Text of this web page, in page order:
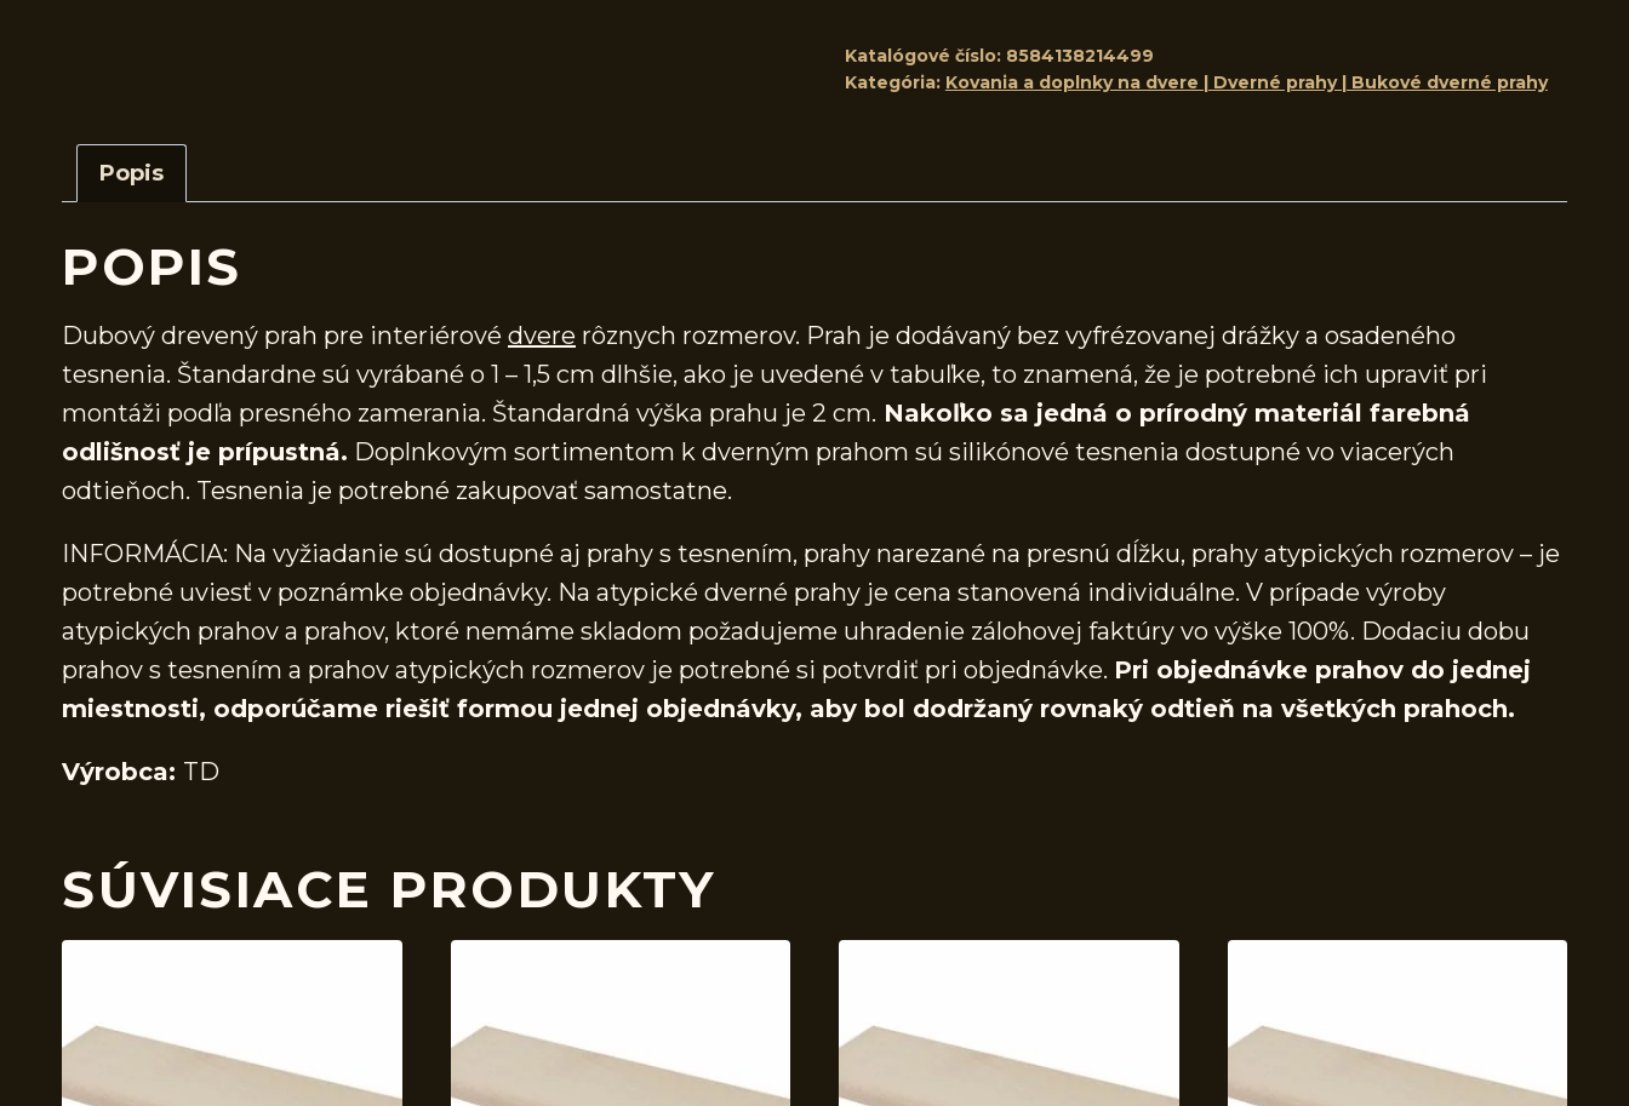
Katalógové číslo: 8584138214499
Kategória: Kovania a doplnky na dvere | Dverné prahy | Bukové dverné prahy
Popis
POPIS
Dubový drevený prah pre interiérové dvere rôznych rozmerov. Prah je dodávaný bez vyfrézovanej drážky a osadeného
tesnenia. Štandardne sú vyrábané o 1 – 1,5 cm dlhšie, ako je uvedené v tabuľke, to znamená, že je potrebné ich upraviť pri
montáži podľa presného zamerania. Štandardná výška prahu je 2 cm. Nakoľko sa jedná o prírodný materiál farebná
odlišnosť je prípustná. Doplnkovým sortimentom k dverným prahom sú silikónové tesnenia dostupné vo viacerých
odtieňoch. Tesnenia je potrebné zakupovať samostatne.
INFORMÁCIA: Na vyžiadanie sú dostupné aj prahy s tesnením, prahy narezané na presnú dĺžku, prahy atypických rozmerov – je
potrebné uviesť v poznámke objednávky. Na atypické dverné prahy je cena stanovená individuálne. V prípade výroby
atypických prahov a prahov, ktoré nemáme skladom požadujeme uhradenie zálohovej faktúry vo výške 100%. Dodaciu dobu
prahov s tesnením a prahov atypických rozmerov je potrebné si potvrdiť pri objednávke. Pri objednávke prahov do jednej
miestnosti, odporúčame riešiť formou jednej objednávky, aby bol dodržaný rovnaký odtieň na všetkých prahoch.
Výrobca: TD
SÚVISIACE PRODUKTY